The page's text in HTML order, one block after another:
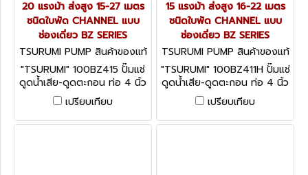
20 แรงม้า ส่งสูง 15-27 เมตร
ชนิดใบพัด CHANNEL แบบ
ช่องเดี่ยว BZ SERIES
TSURUMI PUMP สินค้าของแท้
จากโรงงานผู้ผลิต 100BZ415
"TSURUMI" 100BZ415 ปั๊มแช่
ดูดน้ำเสีย-ดูดตะกอน ท่อ 4 นิ้ว
20 แรงม้า ส่งสูง 15-27 เมตร
ชนิดใบพัด CHANNEL แบบช่อง
เดี่ยว BZ SERIES
เปรียบเทียบ
15 แรงม้า ส่งสูง 16-22 เมตร
ชนิดใบพัด CHANNEL แบบ
ช่องเดี่ยว BZ SERIES
TSURUMI PUMP สินค้าของแท้
จากโรงงานผู้ผลิต 100BZ411H
"TSURUMI" 100BZ411H ปั๊มแช่
ดูดน้ำเสีย-ดูดตะกอน ท่อ 4 นิ้ว
15 แรงม้า ส่งสูง 16-22 เมตร
ชนิดใบพัด CHANNEL แบบช่อง
เดี่ยว BZ SERIES
เปรียบเทียบ